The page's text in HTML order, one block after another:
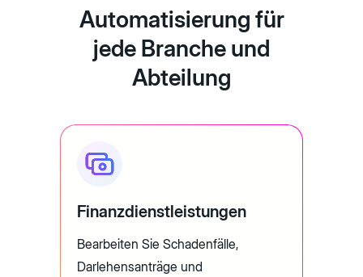
Automatisierung für
jede Branche und
Abteilung
Finanzdienstleistungen
Bearbeiten Sie Schadenfälle,
Darlehensanträge und